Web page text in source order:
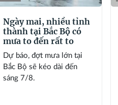
Ngày mai, nhiều tỉnh
thành tại Bắc Bộ có
mưa to đến rất to
Dự báo, đợt mưa lớn tại
Bắc Bộ sẽ kéo dài đến
sáng 7/8.